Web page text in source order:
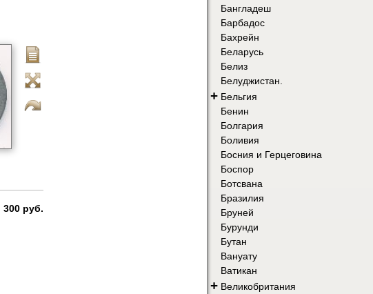
300 руб.
Бангладеш
Барбадос
Бахрейн
Беларусь
Белиз
Белуджистан.
+ Бельгия
Бенин
Болгария
Боливия
Босния и Герцеговина
Боспор
Ботсвана
Бразилия
Бруней
Бурунди
Бутан
Вануату
Ватикан
+ Великобритания